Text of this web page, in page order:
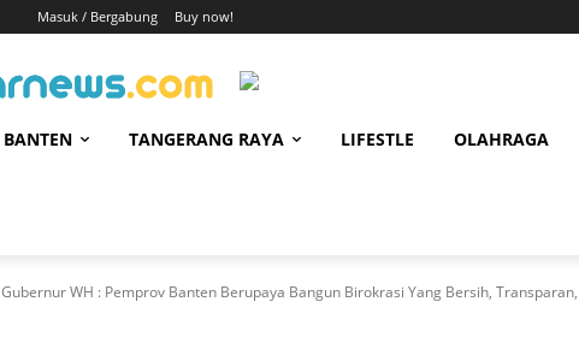
Masuk / Bergabung Buy now!
BANTEN TANGERANG RAYA LIFESTLE OLAHRAGA
Gubernur WH : Pemprov Banten Berupaya Bangun Birokrasi Yang Bersih,